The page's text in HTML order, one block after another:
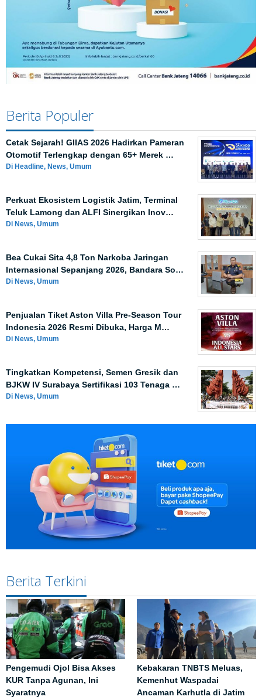
Berita Populer
Cetak Sejarah! GIIAS 2026 Hadirkan Pameran
Otomotif Terlengkap dengan 65+ Merek …
Di Headline, News, Umum
Perkuat Ekosistem Logistik Jatim, Terminal
Teluk Lamong dan ALFI Sinergikan Inov…
Di News, Umum
Bea Cukai Sita 4,8 Ton Narkoba Jaringan
Internasional Sepanjang 2026, Bandara So…
Di News, Umum
Penjualan Tiket Aston Villa Pre-Season Tour
Indonesia 2026 Resmi Dibuka, Harga M…
Di News, Umum
Tingkatkan Kompetensi, Semen Gresik dan
BJKW IV Surabaya Sertifikasi 103 Tenaga …
Di News, Umum
Berita Terkini
Pengemudi Ojol Bisa Akses
KUR Tanpa Agunan, Ini
Syaratnya
Kebakaran TNBTS Meluas,
Kemenhut Waspadai
Ancaman Karhutla di Jatim